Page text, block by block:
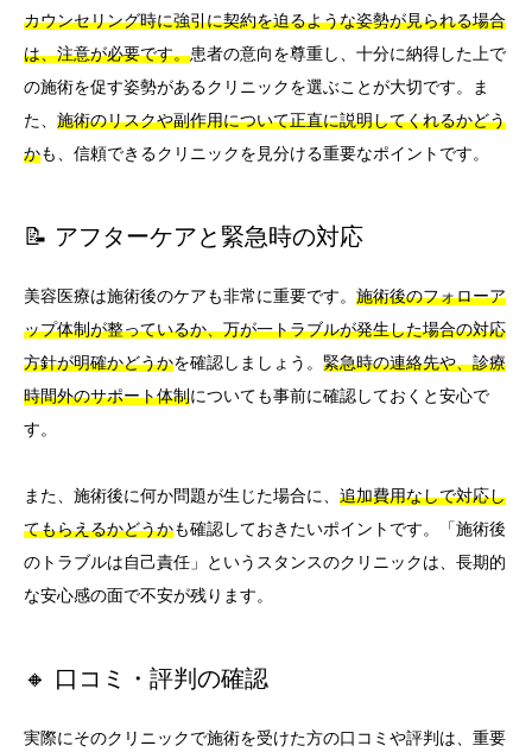
カウンセリング時に強引に契約を迫るような姿勢が見られる場合
は、注意が必要です。患者の意向を尊重し、十分に納得した上で
の施術を促す姿勢があるクリニックを選ぶことが大切です。ま
た、 施術のリスクや副作用について正直に説明してくれるかどう
かも、信頼できるクリニックを見分ける重要なポイントです。
📝 アフターケアと緊急時の対応
美容医療は施術後のケアも非常に重要です。 施術後のフォローア
ップ体制が整っているか、万が一トラブルが発生した場合の対応
方針が明確かどうかを確認しましょう。 緊急時の連絡先や、診療
時間外のサポート体制についても事前に確認しておくと安心で
す。
また、施術後に何か問題が生じた場合に、 追加費用なしで対応し
てもらえるかどうかも確認しておきたいポイントです。「施術後
のトラブルは自己責任」というスタンスのクリニックは、長期的
な安心感の面で不安が残ります。
🔸 口コミ・評判の確認
実際にそのクリニックで施術を受けた方の口コミや評判は、重要